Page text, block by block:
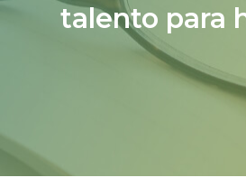
talento para